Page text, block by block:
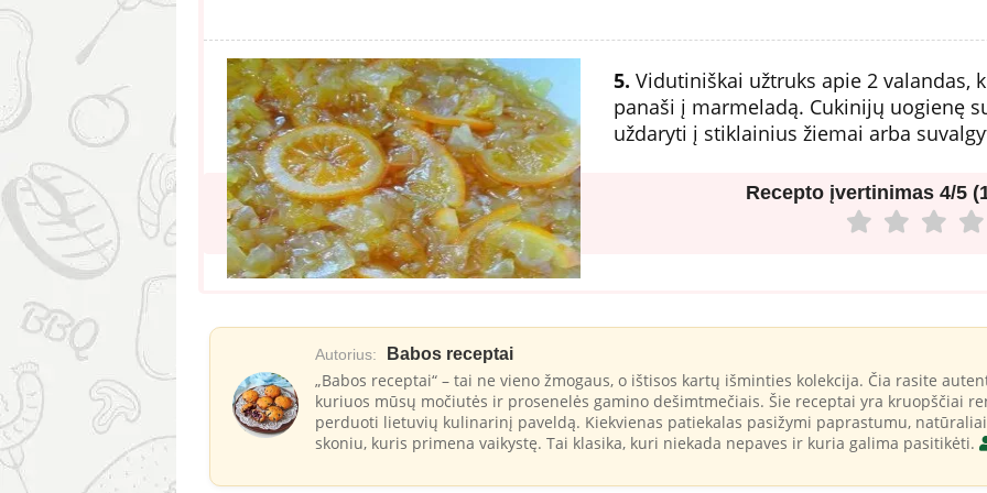
5. Vidutiniškai užtruks apie 2 valandas,
panaši į marmeladą. Cukinijų uogienę
uždaryti į stiklainius žiemai arba
Recepto įvertinimas 4/5
Autorius: Babos receptai
„Babos receptai“ – tai ne vieno žmogaus, o ištisos kartų išminties kolekcija. Čia rasite
kuriuos mūsų močiutės ir prosenelės gamino dešimtmečiais. Šie receptai yra kruopščiai
perduoti lietuvių kulinarinį paveldą. Kiekvienas patiekalas pasižymi paprastumu,
skoniu, kuris primena vaikystę. Tai klasika, kuri niekada nepaves ir kuria galima pasitikėti.